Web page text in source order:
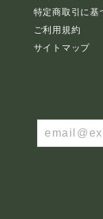
特定商取引に基
ご利用規約
サイトマップ